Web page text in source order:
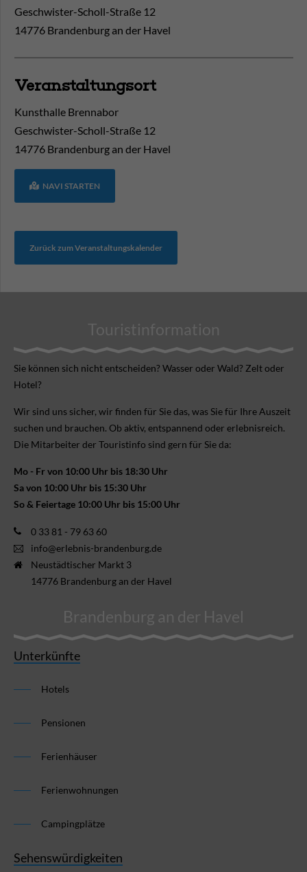
Geschwister-Scholl-Straße 12
14776 Brandenburg an der Havel
Veranstaltungsort
Kunsthalle Brennabor
Geschwister-Scholl-Straße 12
14776 Brandenburg an der Havel
NAVI STARTEN
Zurück zum Veranstaltungskalender
Touristinformation
Sie können sich nicht ent­scheiden? Wasser oder Wald? Zelt oder
Hotel?
Wir sind uns sicher, wir finden für Sie das, was Sie für Ihre Aus­zeit
suchen und brauchen. Ob aktiv, ent­spannend oder erlebnis­reich.
Die Mitarbeiter der Touristinfo sind gern für Sie da:
Mo - Fr von 10:00 Uhr bis 18:30 Uhr
Sa von 10:00 Uhr bis 15:30 Uhr
So & Feiertage 10:00 Uhr bis 15:00 Uhr
0 33 81 - 79 63 60
info@erlebnis-brandenburg.de
Neustädtischer Markt 3
14776 Brandenburg an der Havel
Brandenburg an der Havel
Unterkünfte
Hotels
Pensionen
Ferienhäuser
Ferienwohnungen
Campingplätze
Sehenswürdigkeiten